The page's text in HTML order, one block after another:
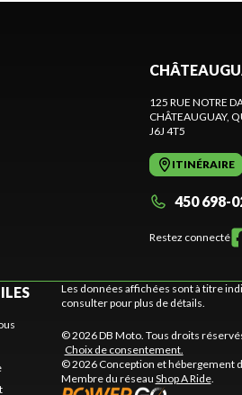
125 RUE NOTRE
CHÂTEAUGUAY,
J6J 4T5
ITINÉRAIRE
450 698-
Restez connecté
Les données affichées sont à titre
consulter pour plus de détails.
© 2026 DB Moto. Tous droits
Choix de consentement.
© 2026 Conception et hébergement
Membre du réseau Shop A Ride.